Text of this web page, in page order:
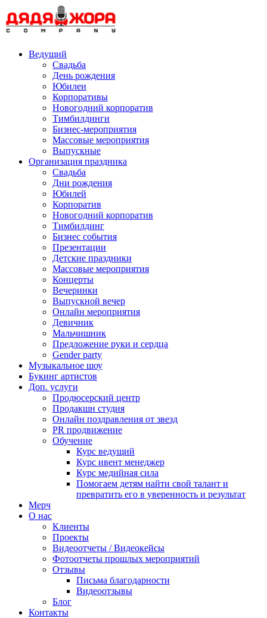
to
content
Ведущий
Свадьба
День рождения
Юбилеи
Корпоративы
Новогодний корпоратив
Тимбилдинги
Бизнес-мероприятия
Массовые мероприятия
Выпускные
Организация праздника
Свадьба
Дни рождения
Юбилей
Корпоратив
Новогодний корпоратив
Тимбилдинг
Бизнес события
Презентации
Детские праздники
Массовые мероприятия
Концерты
Вечеринки
Выпускной вечер
Онлайн мероприятия
Девичник
Мальчишник
Предложение руки и сердца
Gender party
Музыкальное шоу
Букинг артистов
Доп. услуги
Продюсерский центр
Продакшн студия
Онлайн поздравления от звезд
PR продвижение
Обучение
Курс ведущий
Курс ивент менеджер
Курс медийная сила
Помогаем детям найти свой талант и
превратить его в уверенность и результат
Мерч
О нас
Клиенты
Проекты
Видеоотчеты / Видеокейсы
Фотоотчеты прошлых мероприятий
Отзывы
Письма благодарности
Видеоотзывы
Блог
Контакты